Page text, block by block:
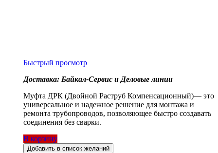
Быстрый просмотр
Доставка: Байкал-Сервис и Деловые линии
Муфта ДРК (Двойной Раструб Компенсационный)— это
универсальное и надежное решение для монтажа и
ремонта трубопроводов, позволяющее быстро создавать
соединения без сварки.
В корзину
Добавить в список желаний